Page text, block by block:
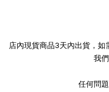
店內現貨商品3天內出貨，如
我
任何問